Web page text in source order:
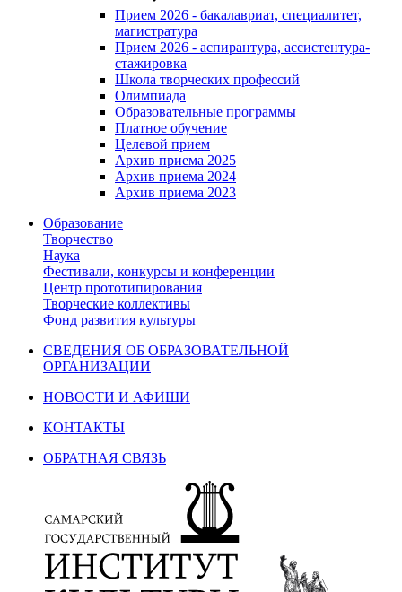
Прием 2026 - бакалавриат, специалитет,
магистратура
Прием 2026 - аспирантура, ассистентура-
стажировка
Школа творческих профессий
Олимпиада
Образовательные программы
Платное обучение
Целевой прием
Архив приема 2025
Архив приема 2024
Архив приема 2023
Образование
Творчество
Наука
Фестивали, конкурсы и конференции
Центр прототипирования
Творческие коллективы
Фонд развития культуры
СВЕДЕНИЯ ОБ ОБРАЗОВАТЕЛЬНОЙ
ОРГАНИЗАЦИИ
НОВОСТИ И АФИШИ
КОНТАКТЫ
ОБРАТНАЯ СВЯЗЬ